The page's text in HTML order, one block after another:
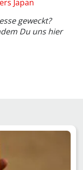
Japan
geweckt?
Du uns hier